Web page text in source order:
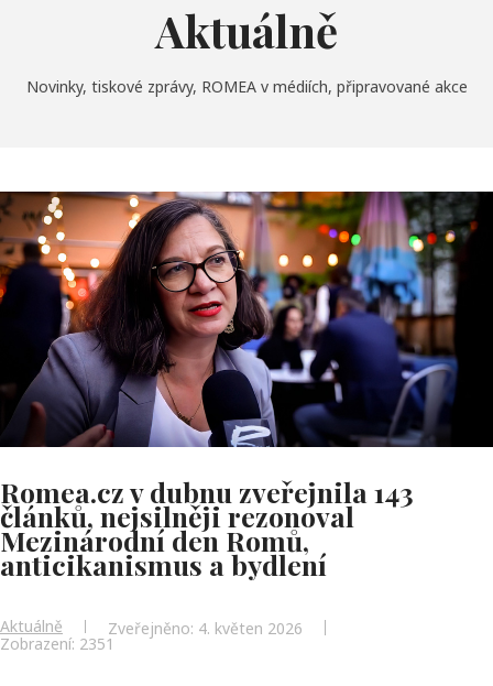
Aktuálně
Novinky, tiskové zprávy, ROMEA v médiích, připravované akce
Romea.cz v dubnu zveřejnila 143
článků, nejsilněji rezonoval
Mezinárodní den Romů,
anticikanismus a bydlení
Aktuálně Zveřejněno: 4. květen 2026
Zobrazení: 2351